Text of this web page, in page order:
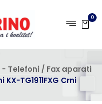
0
Telefoni / Fax aparati
TG1911FXG Crni